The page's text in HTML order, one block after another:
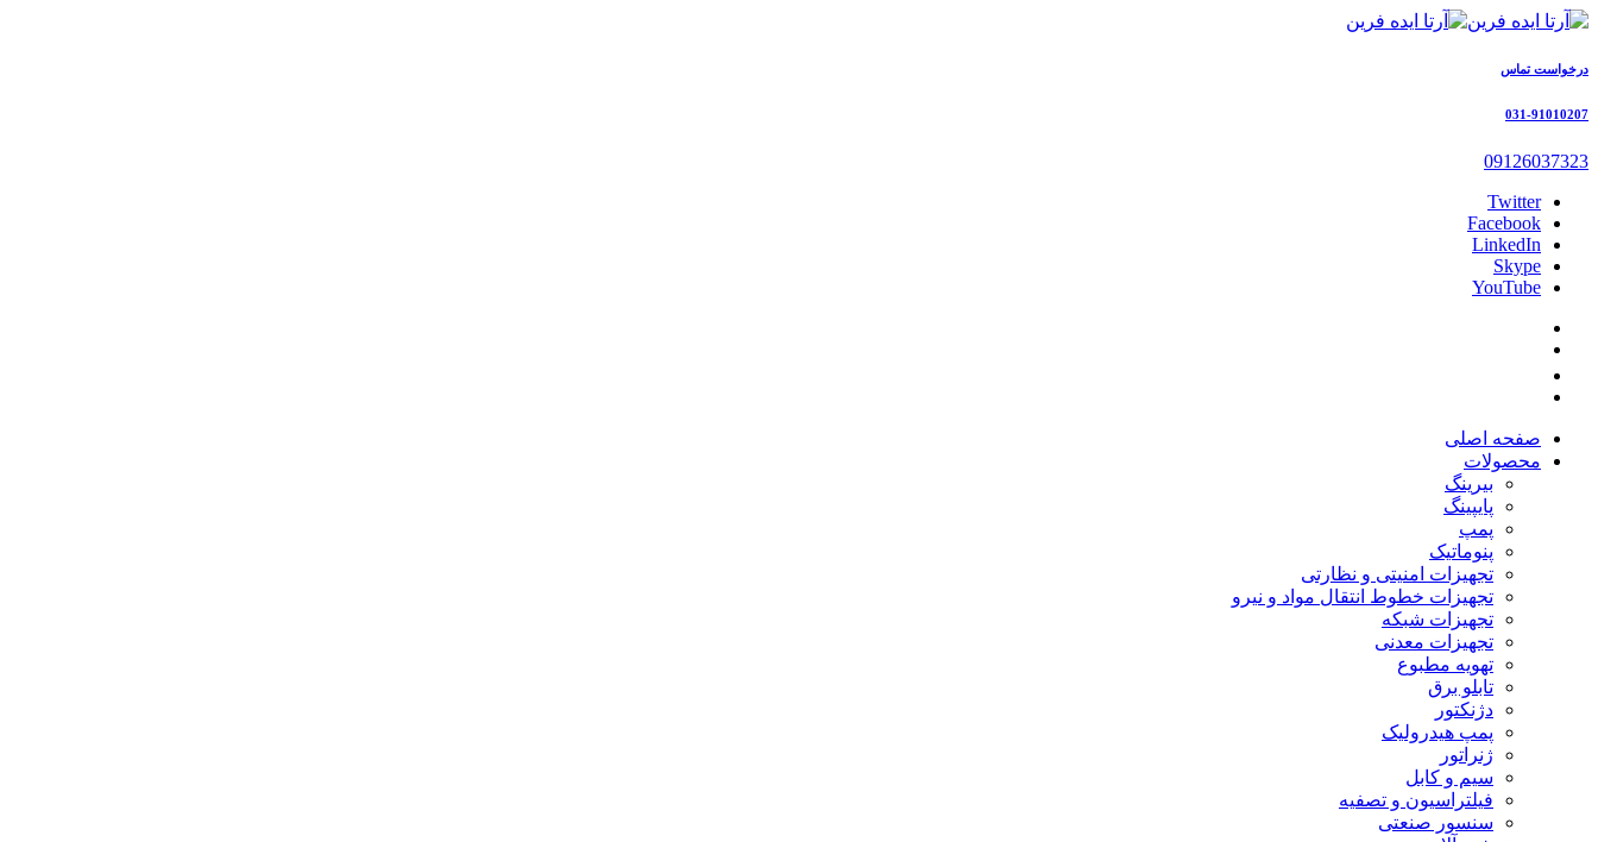
درخواست تماس
031-91010207
09126037323
Twitter
Facebook
LinkedIn
Skype
YouTube
صفحه اصلی
محصولات
بیرینگ
پایپینگ
پمپ
پنوماتیک
تجهیزات امنیتی و نظارتی
تجهیزات خطوط انتقال مواد و نیرو
تجهیزات شبکه
تجهیزات معدنی
تهویه مطبوع
تابلو برق
دژنکتور
پمپ هیدرولیک
ژنراتور
سیم و کابل
فیلتراسیون و تصفیه
سنسور صنعتی